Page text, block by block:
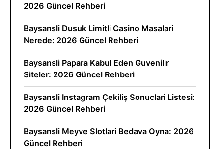
2026 Güncel Rehberi
Baysansli Dusuk Limitli Casino Masalari
Nerede: 2026 Güncel Rehberi
Baysansli Papara Kabul Eden Guvenilir
Siteler: 2026 Güncel Rehberi
Baysansli Instagram Çekiliş Sonuclari Listesi:
2026 Güncel Rehberi
Baysansli Meyve Slotlari Bedava Oyna: 2026
Güncel Rehberi